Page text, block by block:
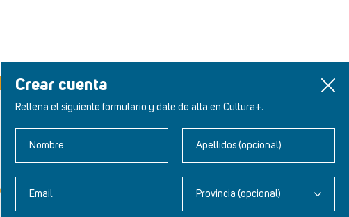
Crear cuenta
Rellena el siguiente formulario y date de alta en Cultura+.
Nombre Apellidos (opcional)
Email Provincia (opcional)